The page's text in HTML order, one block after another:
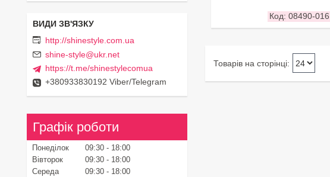
08490-016
http://shinestyle.com.ua
shine-style@ukr.net
https://t.me/shinestylecomua
+380933830192 Viber/Telegram
Графік роботи
Понеділок 09:30
18:00
Вівторок
09:30
18:00
Середа
09:30
18:00